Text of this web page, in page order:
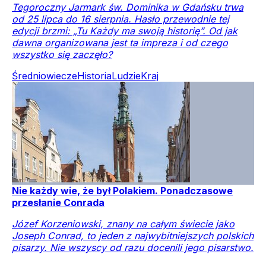
Tegoroczny Jarmark św. Dominika w Gdańsku trwa
od 25 lipca do 16 sierpnia. Hasło przewodnie tej
edycji brzmi: „Tu Każdy ma swoją historię”. Od jak
dawna organizowana jest ta impreza i od czego
wszystko się zaczęło?
ŚredniowieczeHistoriaLudzieKraj
Nie każdy wie, że był Polakiem. Ponadczasowe
przesłanie Conrada
Józef Korzeniowski, znany na całym świecie jako
Joseph Conrad, to jeden z najwybitniejszych polskich
pisarzy. Nie wszyscy od razu docenili jego pisarstwo.